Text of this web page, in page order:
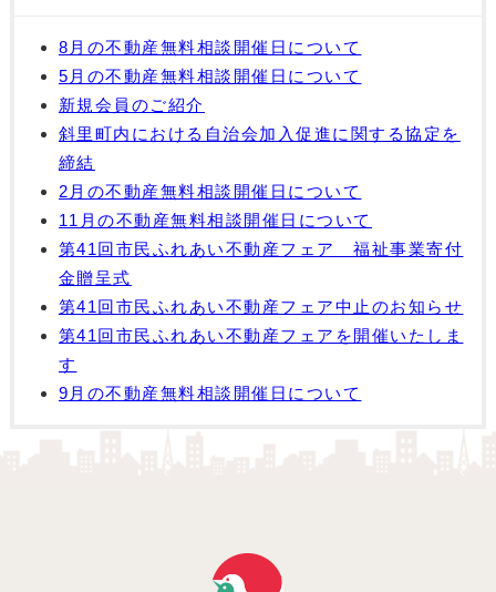
8月の不動産無料相談開催日について
5月の不動産無料相談開催日について
新規会員のご紹介
斜里町内における自治会加入促進に関する協定を
締結
2月の不動産無料相談開催日について
11月の不動産無料相談開催日について
第41回市民ふれあい不動産フェア 福祉事業寄付
金贈呈式
第41回市民ふれあい不動産フェア中止のお知らせ
第41回市民ふれあい不動産フェアを開催いたしま
す
9月の不動産無料相談開催日について